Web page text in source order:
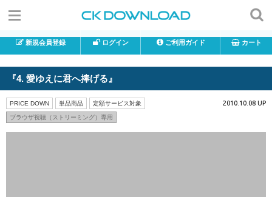
新規会員登録 ログイン ご利用ガイド カート
『4. 愛ゆえに君へ捧げる』
PRICE DOWN 単品商品 定額サービス対象
ブラウザ視聴（ストリーミング）専用
2010.10.08 UP